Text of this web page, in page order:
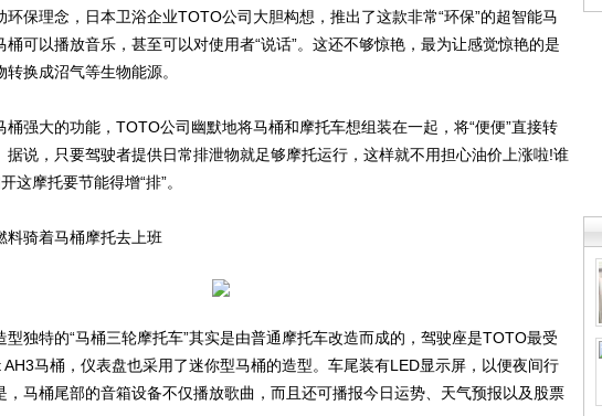
理念，日本卫浴企业TOTO公司大胆构想，推出了这款非常“环保”的超智能马
桶可以播放音乐，甚至可以对使用者“说话”。这还不够惊艳，最为让感觉惊艳的是
换成沼气等生物能源。
大的功能，TOTO公司幽默地将马桶和摩托车想组装在一起，将“便便”直接转
据说，只要驾驶者提供日常排泄物就足够摩托运行，这样就不用担心油价上涨啦!谁
这摩托要节能得增“排”。
骑着马桶摩托去上班
特的“马桶三轮摩托车”其实是由普通摩托车改造而成的，驾驶座是TOTO最受
马桶，仪表盘也采用了迷你型马桶的造型。车尾装有LED显示屏，以便夜间行
，马桶尾部的音箱设备不仅播放歌曲，而且还可播报今日运势、天气预报以及股票